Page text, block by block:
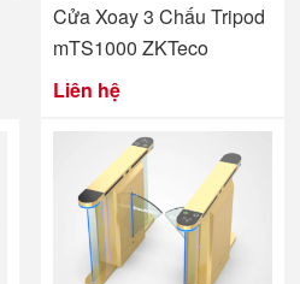
Cửa Xoay 3 Chấu Tripod
mTS1000 ZKTeco
Liên hệ